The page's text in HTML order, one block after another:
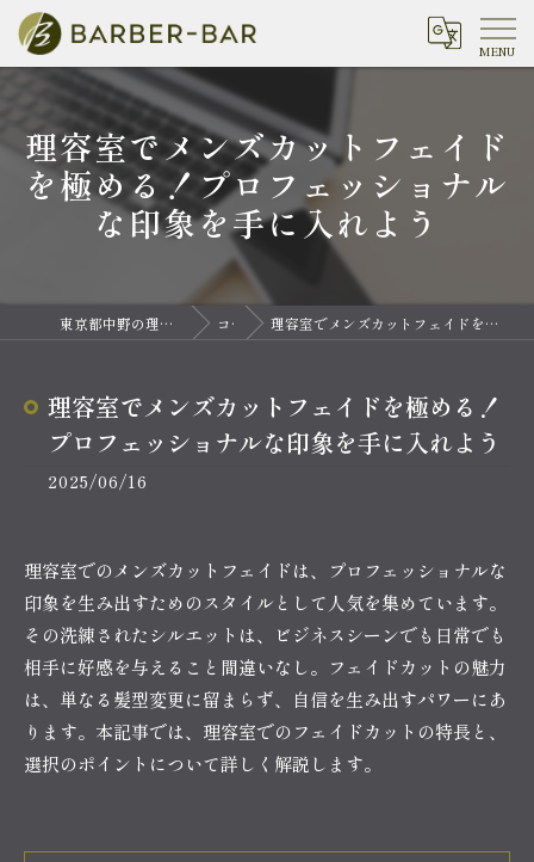
理容室でメンズカットフェイド
を極める！プロフェッショナル
な印象を手に入れよう
東京都中野の理容室ならバーバーバー 中野 コラム 理容室でメンズカットフェイドを極める！プロフェッショナルな印象を手に入れよう
理容室でメンズカットフェイドを極める！
プロフェッショナルな印象を手に入れよう
2025/06/16
理容室でのメンズカットフェイドは、プロフェッショナルな
印象を生み出すためのスタイルとして人気を集めています。
その洗練されたシルエットは、ビジネスシーンでも日常でも
相手に好感を与えること間違いなし。フェイドカットの魅力
は、単なる髪型変更に留まらず、自信を生み出すパワーにあ
ります。本記事では、理容室でのフェイドカットの特長と、
選択のポイントについて詳しく解説します。